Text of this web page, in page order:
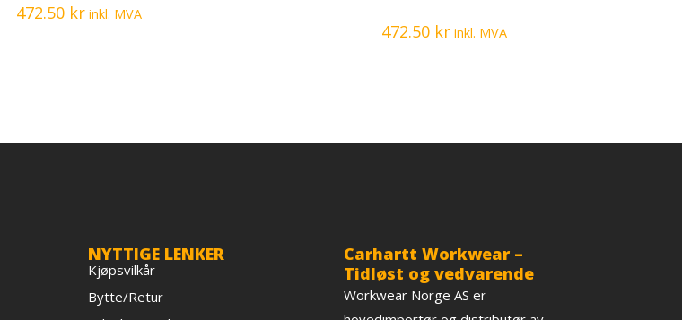
472.50 krinkl. MVA
472.50 krinkl. MVA
NYTTIGE LENKER
Kjøpsvilkår
Bytte/Retur
Carhartt Workwear –
Tidløst og vedvarende
Workwear Norge AS er